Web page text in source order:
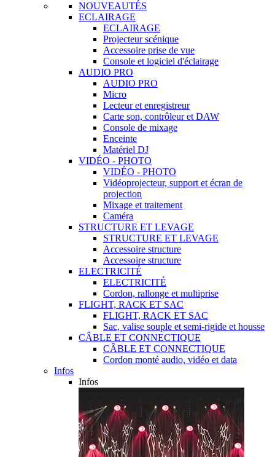
NOUVEAUTÉS
ECLAIRAGE
ECLAIRAGE
Projecteur scénique
Accessoire prise de vue
Console et logiciel d'éclairage
AUDIO PRO
AUDIO PRO
Micro
Lecteur et enregistreur
Carte son, contrôleur et DAW
Console de mixage
Enceinte
Matériel DJ
VIDÉO - PHOTO
VIDÉO - PHOTO
Vidéoprojecteur, support et écran de
projection
Mixage et traitement
Caméra
STRUCTURE ET LEVAGE
STRUCTURE ET LEVAGE
Accessoire structure
Accessoire structure
ELECTRICITÉ
ELECTRICITÉ
Cordon, rallonge et multiprise
FLIGHT, RACK ET SAC
FLIGHT, RACK ET SAC
Sac, valise souple et semi-rigide et housse
CÂBLE ET CONNECTIQUE
CÂBLE ET CONNECTIQUE
Cordon monté audio, vidéo et data
Infos
Infos